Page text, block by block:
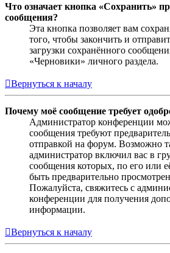
Что означает кнопка «Сохранить»
сообщения?
Эта кнопка позволяет вам
того, чтобы закончить и
загрузки сохранённого
«Черновики» личного раздела.
Вернуться к началу
Почему моё сообщение требует
Администратор конференции
сообщения требуют
отправкой на форум. Возможно
администратор включил вас в
сообщения которых, по его или
быть предварительно
Пожалуйста, свяжитесь с
конференции для получения
информации.
Вернуться к началу